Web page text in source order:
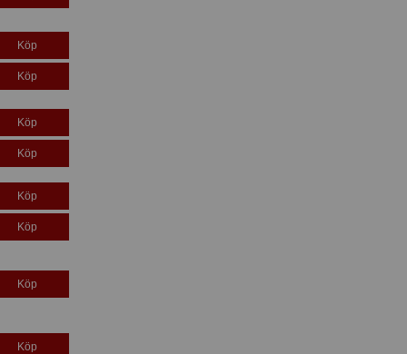
Köp
Köp
Köp
Köp
Köp
Köp
Köp
Köp